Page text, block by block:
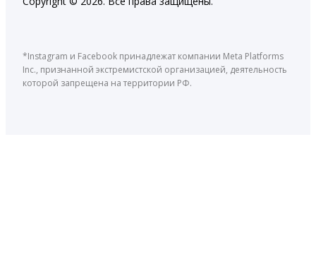
*Instagram и Facebook принадлежат компании Meta Platforms
Inc., признанной экстремистской организацией, деятельность
которой запрещена на территории РФ.